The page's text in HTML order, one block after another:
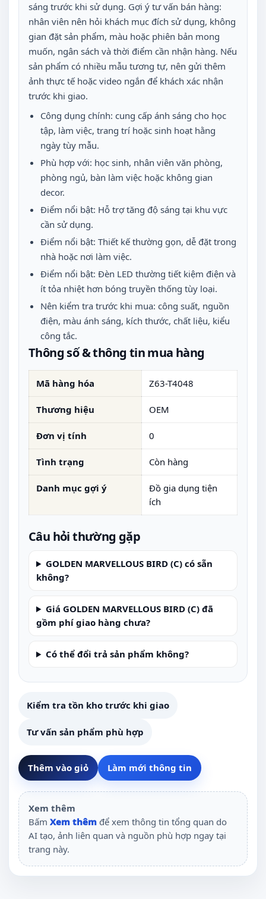
sáng trước khi sử dụng. Gợi ý tư vấn bán hàng:
nhân viên nên hỏi khách mục đích sử dụng, không
gian đặt sản phẩm, màu hoặc phiên bản mong
muốn, ngân sách và thời điểm cần nhận hàng. Nếu
sản phẩm có nhiều mẫu tương tự, nên gửi thêm
ảnh thực tế hoặc video ngắn để khách xác nhận
trước khi giao.
Công dụng chính: cung cấp ánh sáng cho học
tập, làm việc, trang trí hoặc sinh hoạt hằng
ngày tùy mẫu.
Phù hợp với: học sinh, nhân viên văn phòng,
phòng ngủ, bàn làm việc hoặc không gian
decor.
Điểm nổi bật: Hỗ trợ tăng độ sáng tại khu vực
cần sử dụng.
Điểm nổi bật: Thiết kế thường gọn, dễ đặt trong
nhà hoặc nơi làm việc.
Điểm nổi bật: Đèn LED thường tiết kiệm điện và
ít tỏa nhiệt hơn bóng truyền thống tùy loại.
Nên kiểm tra trước khi mua: công suất, nguồn
điện, màu ánh sáng, kích thước, chất liệu, kiểu
công tắc.
Thông số & thông tin mua hàng
Mã hàng hóa Z63-T4048
Thương hiệu OEM
Đơn vị tính 0
Tình trạng Còn hàng
Danh mục gợi ý
Đồ gia dụng tiện
ích
Câu hỏi thường gặp
GOLDEN MARVELLOUS BIRD (C) có sẵn
không?
Giá GOLDEN MARVELLOUS BIRD (C) đã
gồm phí giao hàng chưa?
Có thể đổi trả sản phẩm không?
Kiểm tra tồn kho trước khi giao
Tư vấn sản phẩm phù hợp
Thêm vào giỏ Làm mới thông tin
Xem thêm
Bấm Xem thêm để xem thông tin tổng quan do
AI tạo, ảnh liên quan và nguồn phù hợp ngay tại
trang này.